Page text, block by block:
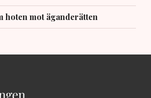
hoten mot äganderätten